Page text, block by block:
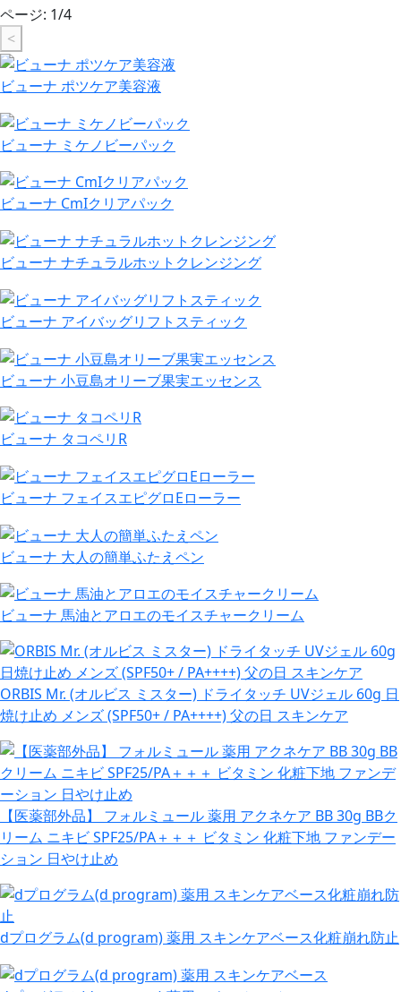
ページ: 1/4
<
ビューナ ポツケア美容液
ビューナ ミケノビーパック
ビューナ CmIクリアパック
ビューナ ナチュラルホットクレンジング
ビューナ アイバッグリフトスティック
ビューナ 小豆島オリーブ果実エッセンス
ビューナ タコペリR
ビューナ フェイスエピグロEローラー
ビューナ 大人の簡単ふたえペン
ビューナ 馬油とアロエのモイスチャークリーム
ORBIS Mr. (オルビス ミスター) ドライタッチ UVジェル 60g 日
焼け止め メンズ (SPF50+ / PA++++) 父の日 スキンケア
【医薬部外品】 フォルミュール 薬用 アクネケア BB 30g BBク
リーム ニキビ SPF25/PA＋＋＋ ビタミン 化粧下地 ファンデー
ション 日やけ止め
dプログラム(d program) 薬用 スキンケアベース化粧崩れ防止